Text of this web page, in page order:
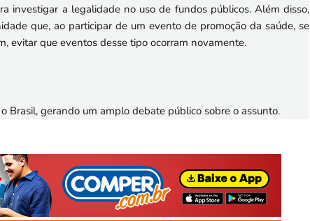
investigar a legalidade no uso de fundos públicos. Além disso,
que, ao participar de um evento de promoção da saúde, se
evitar que eventos desse tipo ocorram novamente.
Brasil, gerando um amplo debate público sobre o assunto.